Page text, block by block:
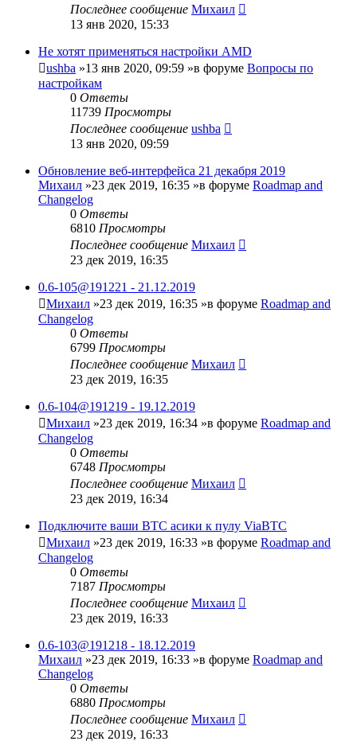
Последнее сообщение Михаил
13 янв 2020, 15:33
Не хотят применяться настройки AMD
ushba »13 янв 2020, 09:59 »в форуме Вопросы по
настройкам
0 Ответы
11739 Просмотры
Последнее сообщение ushba
13 янв 2020, 09:59
Обновление веб-интерфейса 21 декабря 2019
Михаил »23 дек 2019, 16:35 »в форуме Roadmap and
Changelog
0 Ответы
6810 Просмотры
Последнее сообщение Михаил
23 дек 2019, 16:35
0.6-105@191221 - 21.12.2019
Михаил »23 дек 2019, 16:35 »в форуме Roadmap and
Changelog
0 Ответы
6799 Просмотры
Последнее сообщение Михаил
23 дек 2019, 16:35
0.6-104@191219 - 19.12.2019
Михаил »23 дек 2019, 16:34 »в форуме Roadmap and
Changelog
0 Ответы
6748 Просмотры
Последнее сообщение Михаил
23 дек 2019, 16:34
Подключите ваши BTC асики к пулу ViaBTC
Михаил »23 дек 2019, 16:33 »в форуме Roadmap and
Changelog
0 Ответы
7187 Просмотры
Последнее сообщение Михаил
23 дек 2019, 16:33
0.6-103@191218 - 18.12.2019
Михаил »23 дек 2019, 16:33 »в форуме Roadmap and
Changelog
0 Ответы
6880 Просмотры
Последнее сообщение Михаил
23 дек 2019, 16:33